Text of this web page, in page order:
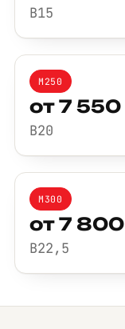
B15
М250
от 7 550
B20
М300
от 7 800
B22,5